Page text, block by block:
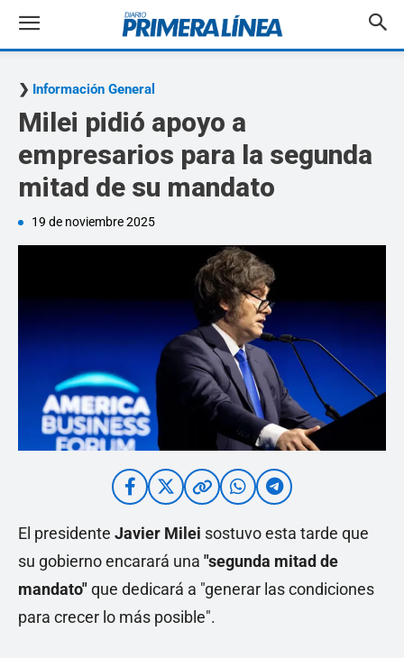
Información General
Milei pidió apoyo a
empresarios para la segunda
mitad de su mandato
19 de noviembre 2025
El presidente Javier Milei sostuvo esta tarde que
su gobierno encarará una "segunda mitad de
mandato"que dedicará a "generar las condiciones
para crecer lo más posible".